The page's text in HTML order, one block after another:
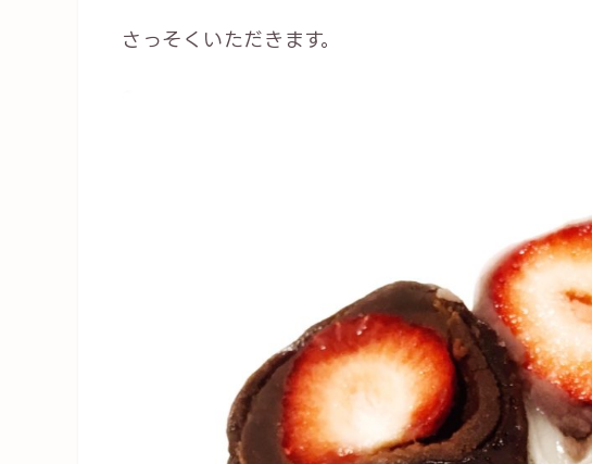
さっそくいただきます。